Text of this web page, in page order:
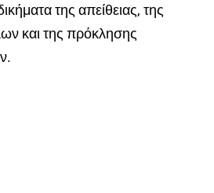
της απείθειας, της
και της πρόκλησης